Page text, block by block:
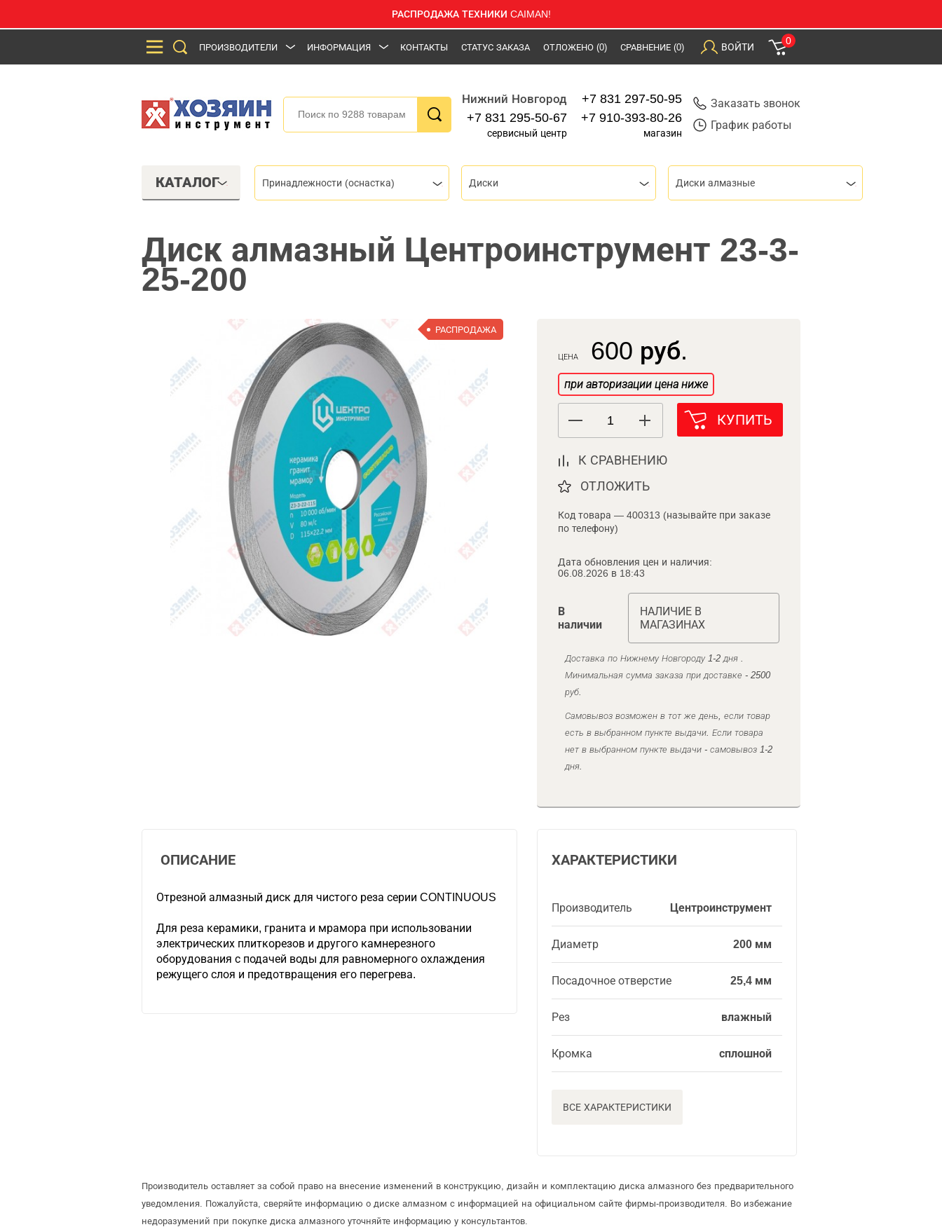
РАСПРОДАЖА ТЕХНИКИ CAIMAN!
ПРОИЗВОДИТЕЛИ ИНФОРМАЦИЯ КОНТАКТЫ СТАТУС ЗАКАЗА ОТЛОЖЕНО (0) СРАВНЕНИЕ (0) ВОЙТИ
0
Нижний Новгород
+7 831 295-50-67
сервисный центр
+7 831 297-50-95
+7 910-393-80-26
магазин
Заказать звонок
График работы
КАТАЛОГ Принадлежности (оснастка) Диски Диски алмазные
Диск алмазный Центроинструмент 23-3-
25-200
РАСПРОДАЖА
ЦЕНА 600 руб.
при авторизации цена ниже
КУПИТЬ
К СРАВНЕНИЮ
ОТЛОЖИТЬ
Код товара — 400313 (называйте при заказе
по телефону)
Дата обновления цен и наличия:
06.08.2026 в 18:43
В
наличии
НАЛИЧИЕ В
МАГАЗИНАХ
Доставка по Нижнему Новгороду 1-2 дня .
Минимальная сумма заказа при доставке - 2500
руб.
Самовывоз возможен в тот же день, если товар
есть в выбранном пункте выдачи. Если товара
нет в выбранном пункте выдачи - самовывоз 1-2
дня.
ХАРАКТЕРИСТИКИ
Производитель Центроинструмент
Диаметр 200 мм
Посадочное отверстие 25,4 мм
Рез влажный
Кромка сплошной
ВСЕ ХАРАКТЕРИСТИКИ
ОПИСАНИЕ
Отрезной алмазный диск для чистого реза серии CONTINUOUS
Для реза керамики, гранита и мрамора при использовании
электрических плиткорезов и другого камнерезного
оборудования с подачей воды для равномерного охлаждения
режущего слоя и предотвращения его перегрева.
Производитель оставляет за собой право на внесение изменений в конструкцию, дизайн и комплектацию диска алмазного без предварительного
уведомления. Пожалуйста, сверяйте информацию о диске алмазном с информацией на официальном сайте фирмы-производителя. Во избежание
недоразумений при покупке диска алмазного уточняйте информацию у консультантов.